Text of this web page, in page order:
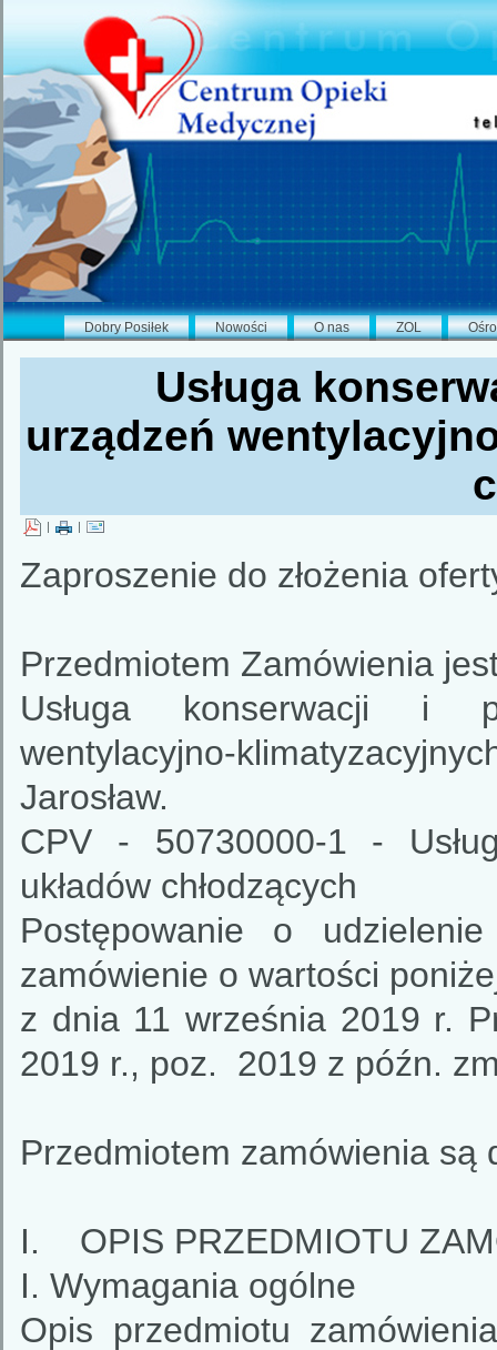
Dobry Posiłek Nowości O nas ZOL
Usługa
urządzeń
Zaproszenie do złożenia
Przedmiotem Zamówienia
Usługa konserwacji i
wentylacyjno-
Jarosław.
CPV - 50730000-1 -
układów chłodzących
Postępowanie o
zamówienie o wartości
z dnia 11 września 2019 r.
2019 r., poz. 2019 z późn.
Przedmiotem zamówienia są
I. OPIS PRZEDMIOTU
I. Wymagania ogólne
Opis przedmiotu